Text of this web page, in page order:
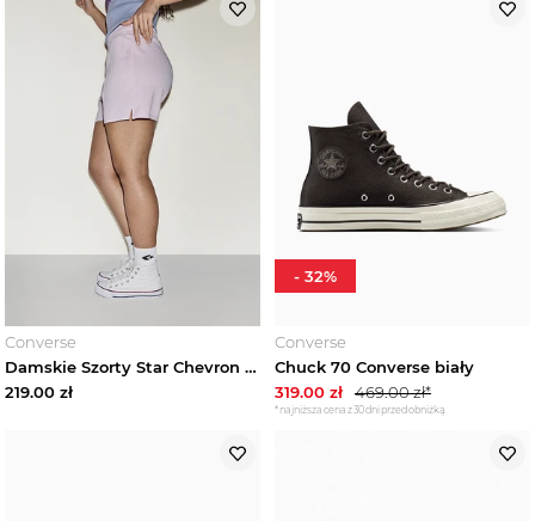
Converse
Damskie Szorty Star Chevron Embroidery Converse
219.00 zł
Converse
Chuck 70 Converse biały
319.00 zł 469.00zł*
*najniższa cena z 30 dni przed obniżką
- 32%